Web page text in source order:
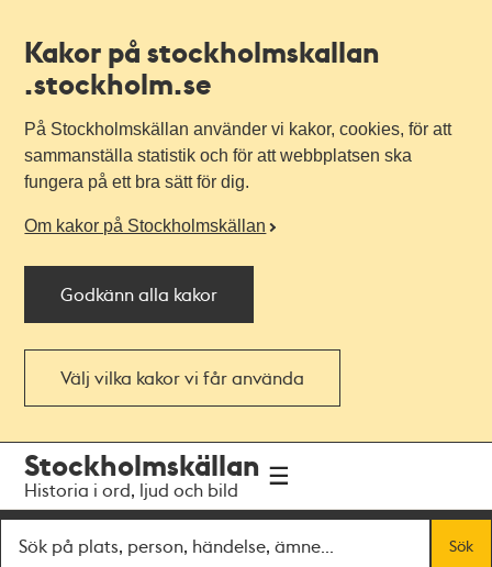
Kakor på stockholmskallan
.stockholm.se
På Stockholmskällan använder vi kakor, cookies, för att
sammanställa statistik och för att webbplatsen ska
fungera på ett bra sätt för dig.
Om kakor på Stockholmskällan
Godkänn alla kakor
Välj vilka kakor vi får använda
navigationen
huvudinnehållet
Stockholmskällan
Historia i ord, ljud och bild
Sök